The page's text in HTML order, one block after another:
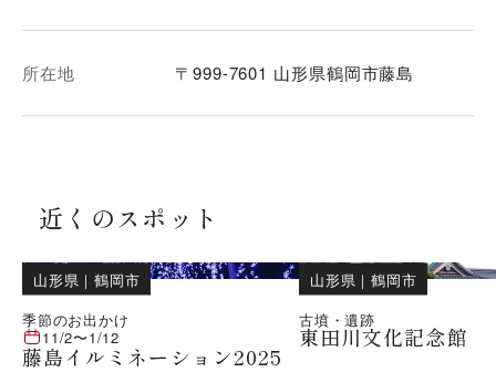
所在地 〒999-7601 山形県鶴岡市藤島
近くのスポット
山形県 ｜鶴岡市
季節のお出かけ
11/2〜1/12
藤島イルミネーション2025
山形県 ｜鶴岡市
古墳・遺跡
東田川文化記念館